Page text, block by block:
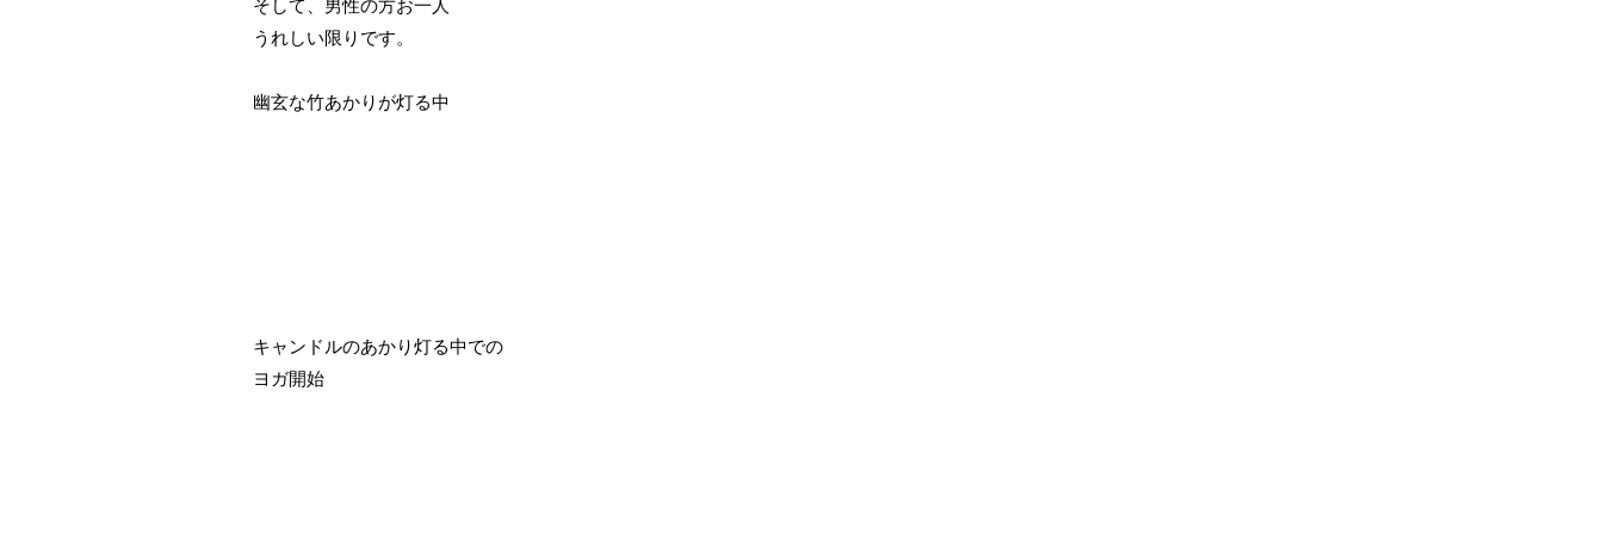
そして、男性の方お一人
うれしい限りです。
幽玄な竹あかりが灯る中
キャンドルのあかり灯る中での
ヨガ開始